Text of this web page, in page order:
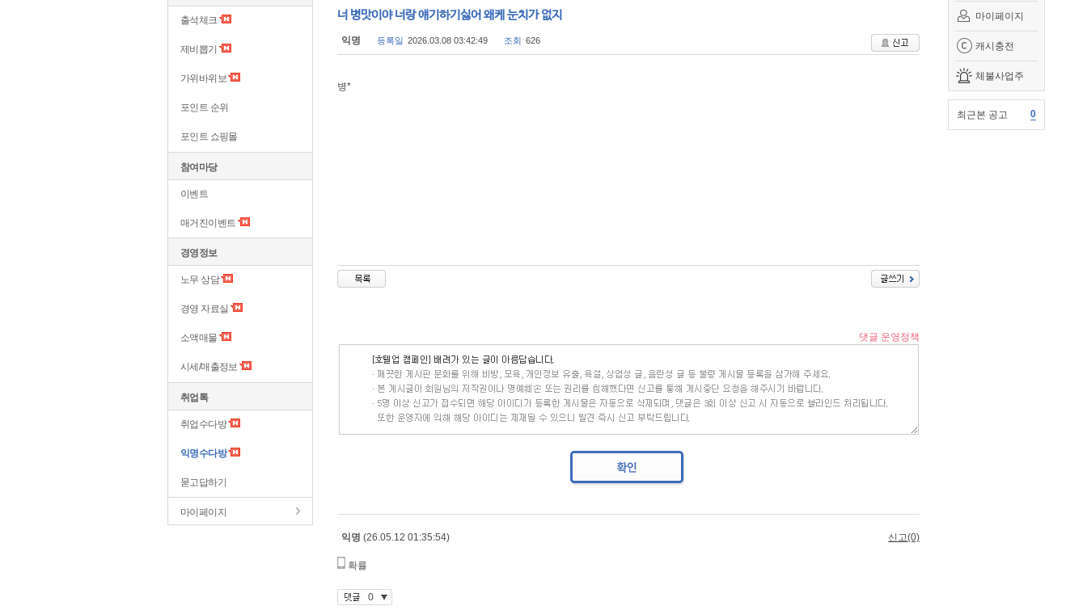
마이페이지
캐시충전
체불사업주
최근본 공고 0
출석체크
제비뽑기
가위바위보
포인트 순위
포인트 쇼핑몰
참여마당
이벤트
매거진이벤트
경영정보
노무 상담
경영 자료실
소액매물
시세/매출정보
취업톡
취업수다방
익명수다방
묻고답하기
마이페이지
너 병맛이야 너랑 얘기하기싫어 왜케 눈치가 없지
익명 등록일 2026.03.08 03:42:49 조회 626
병*